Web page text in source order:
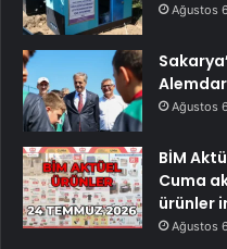
Ağustos
Ağustos
BİM
Cuma
ürünler
Ağustos